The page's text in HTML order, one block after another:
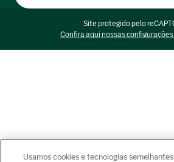
Site protegido pelo
Confira aqui nossas
Usamos cookies e tecnologias